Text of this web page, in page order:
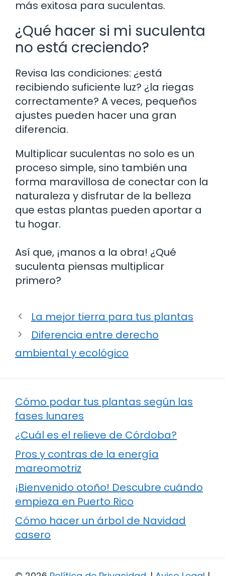
más exitosa para suculentas.
¿Qué hacer si mi suculenta
no está creciendo?
Revisa las condiciones: ¿está
recibiendo suficiente luz? ¿la riegas
correctamente? A veces, pequeños
ajustes pueden hacer una gran
diferencia.
Multiplicar suculentas no solo es un
proceso simple, sino también una
forma maravillosa de conectar con la
naturaleza y disfrutar de la belleza
que estas plantas pueden aportar a
tu hogar.
Así que, ¡manos a la obra! ¿Qué
suculenta piensas multiplicar
primero?
La mejor tierra para tus plantas
Diferencia entre derecho
ambiental y ecológico
Cómo podar tus plantas según las
fases lunares
¿Cuál es el relieve de Córdoba?
Pros y contras de la energía
mareomotriz
¡Bienvenido otoño! Descubre cuándo
empieza en Puerto Rico
Cómo hacer un árbol de Navidad
casero